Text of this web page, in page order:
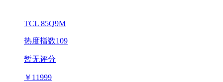
TCL 85Q9M
热度指数109
暂无评分
￥ 11999